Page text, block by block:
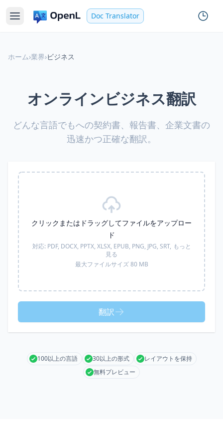
Doc Translator
ホーム›業界›ビジネス
オンラインビジネス翻訳
どんな言語でもへの契約書、報告書、企業文書の
迅速かつ正確な翻訳。
クリックまたはドラッグしてファイルをアップロー
ド
対応: PDF, DOCX, PPTX, XLSX, EPUB, PNG, JPG, SRT, もっと
見る
最大ファイルサイズ 80 MB
翻訳
100以上の言語 30以上の形式
レイアウトを保持
無料プレビュー